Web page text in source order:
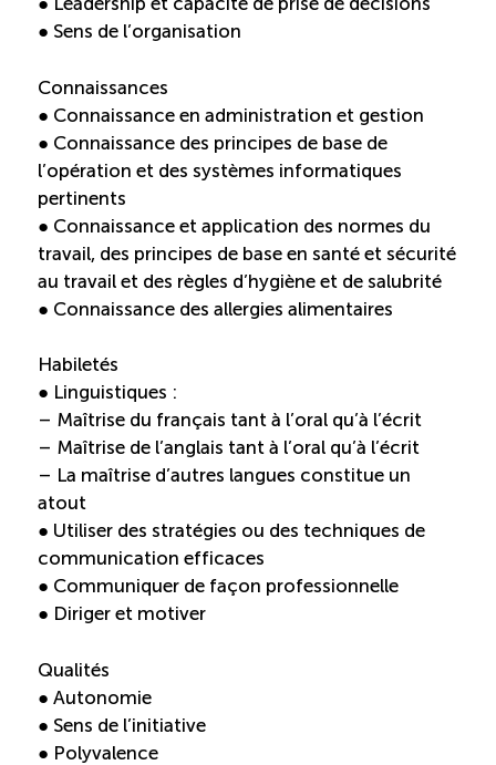
● Sens de l’organisation
Connaissances
● Connaissance en administration et gestion
● Connaissance des principes de base de
l’opération et des systèmes informatiques
pertinents
● Connaissance et application des normes du
travail, des principes de base en santé et sécurité
au travail et des règles d’hygiène et de salubrité
● Connaissance des allergies alimentaires
Habiletés
● Linguistiques :
– Maîtrise du français tant à l’oral qu’à l’écrit
– Maîtrise de l’anglais tant à l’oral qu’à l’écrit
– La maîtrise d’autres langues constitue un
atout
● Utiliser des stratégies ou des techniques de
communication efficaces
● Communiquer de façon professionnelle
● Diriger et motiver
Qualités
● Autonomie
● Sens de l’initiative
● Polyvalence